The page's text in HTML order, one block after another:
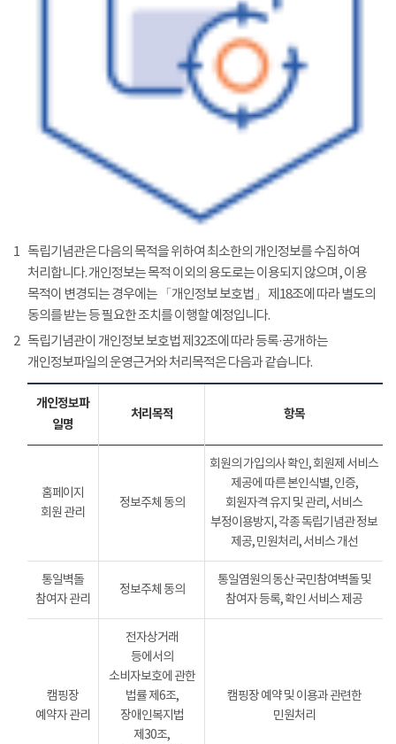
1 독립기념관은 다음의 목적을 위하여 최소한의 개인정보를 수집하여
처리합니다. 개인정보는 목적 이외의 용도로는 이용되지 않으며, 이용
목적이 변경되는 경우에는 「개인정보 보호법」 제18조에 따라 별도의
동의를 받는 등 필요한 조치를 이행할 예정입니다.
2 독립기념관이 개인정보 보호법 제32조에 따라 등록·공개하는
개인정보파일의 운영근거와 처리목적은 다음과 같습니다.
개인정보파
일명
처리목적 항목
홈페이지
회원 관리
정보주체 동의
회원의 가입의사 확인, 회원제 서비스
제공에 따른 본인식별, 인증,
회원자격 유지 및 관리, 서비스
부정이용방지, 각종 독립기념관 정보
제공, 민원처리, 서비스 개선
통일벽돌
참여자 관리
정보주체 동의
통일염원의 동산 국민참여벽돌 및
참여자 등록, 확인 서비스 제공
캠핑장
예약자 관리
전자상거래
등에서의
소비자보호에 관한
법률 제6조,
장애인복지법
제30조,
캠핑장 예약 및 이용과 관련한
민원처리